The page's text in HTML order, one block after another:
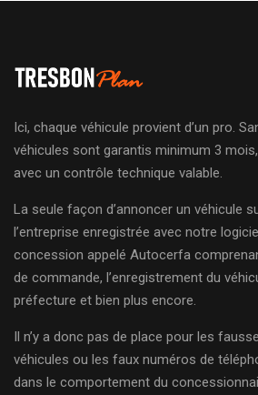
Ici, chaque véhicule provient d’un pro.
véhicules sont garantis minimum 3
avec un contrôle technique valable.
La seule façon d’annoncer un véhicule
l’entreprise enregistrée avec notre
concession appelé Autocerfa
de commande, l’enregistrement du
préfecture et bien plus encore.
Il n’y a donc pas de place pour les
véhicules ou les faux numéros de
dans le comportement du